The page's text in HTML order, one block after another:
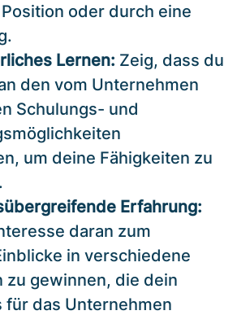
oder durch eine
Lernen: Zeig, dass du
den vom Unternehmen
Schulungs- und
um deine Fähigkeiten zu
Erfahrung:
daran zum
in verschiedene
zu gewinnen, die dein
für das Unternehmen